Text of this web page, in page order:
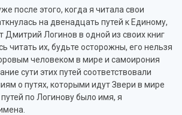
после этого, когда я читала свои
на двенадцать путей к Единому,
Дмитрий Логинов в одной из своих книг
читать их, будьте осторожны, его нельзя
человеком в мире и самоирония
сути этих путей соответствовали
о путях, которыми идут Звери в мире
по Логинову было имя, я